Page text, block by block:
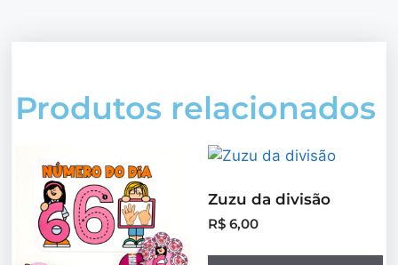
Produtos relacionados
Zuzu da divisão
R$ 6,00